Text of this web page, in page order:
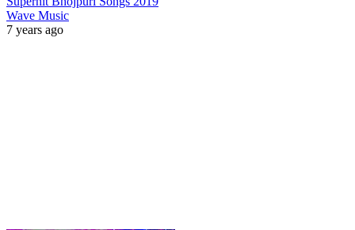
Wave Music
7 years ago